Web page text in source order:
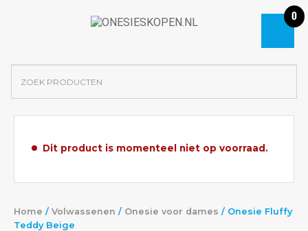
0
Home / Volwassenen / Onesie voor dames / Onesie Fluffy
Teddy Beige
Dit product is momenteel niet op voorraad.